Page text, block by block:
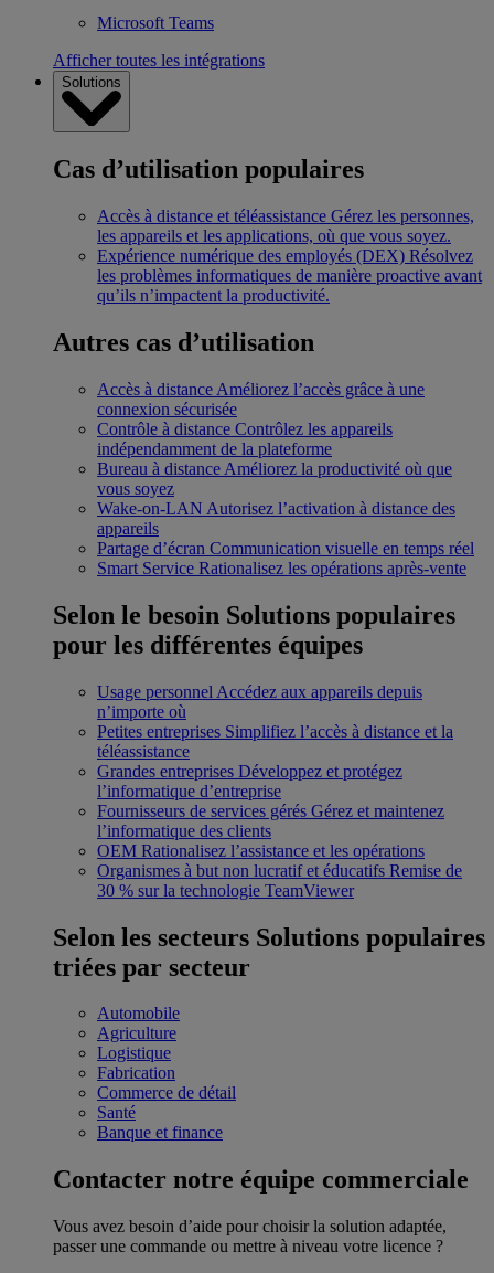
Microsoft Teams
Afficher toutes les intégrations
Solutions
Cas d’utilisation populaires
Accès à distance et téléassistance Gérez les personnes,
les appareils et les applications, où que vous soyez.
Expérience numérique des employés (DEX) Résolvez
les problèmes informatiques de manière proactive avant
qu’ils n’impactent la productivité.
Autres cas d’utilisation
Accès à distance Améliorez l’accès grâce à une
connexion sécurisée
Contrôle à distance Contrôlez les appareils
indépendamment de la plateforme
Bureau à distance Améliorez la productivité où que
vous soyez
Wake-on-LAN Autorisez l’activation à distance des
appareils
Partage d’écran Communication visuelle en temps réel
Smart Service Rationalisez les opérations après-vente
Selon le besoin Solutions populaires
pour les différentes équipes
Usage personnel Accédez aux appareils depuis
n’importe où
Petites entreprises Simplifiez l’accès à distance et la
téléassistance
Grandes entreprises Développez et protégez
l’informatique d’entreprise
Fournisseurs de services gérés Gérez et maintenez
l’informatique des clients
OEM Rationalisez l’assistance et les opérations
Organismes à but non lucratif et éducatifs Remise de
30 % sur la technologie TeamViewer
Selon les secteurs Solutions populaires
triées par secteur
Automobile
Agriculture
Logistique
Fabrication
Commerce de détail
Santé
Banque et finance
Contacter notre équipe commerciale
Vous avez besoin d’aide pour choisir la solution adaptée,
passer une commande ou mettre à niveau votre licence ?